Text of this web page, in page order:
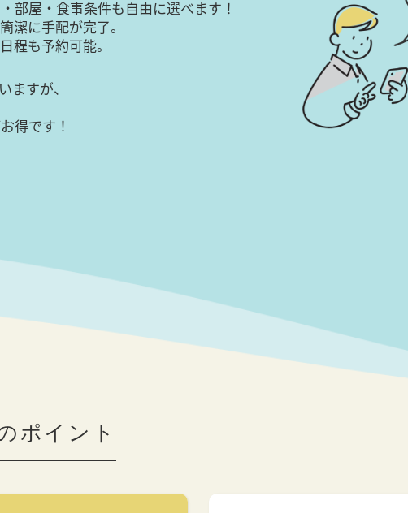
部屋・食事条件も自由に選べます！
潔に手配が完了。
程も予約可能。
ますが、
得です！
ポイント